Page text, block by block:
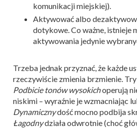
komunikacji miejskiej).
Aktywować albo
dotykowe. Co ważne, istnieje
aktywowania jedynie
Trzeba jednak przyznać, że każde
rzeczywiście zmienia brzmienie.
Podbicie tonów wysokichoperują
niskimi – wyraźnie je wzmacniając
Dynamicznydość mocno podbija
Łagodnydziała odwrotnie (choć